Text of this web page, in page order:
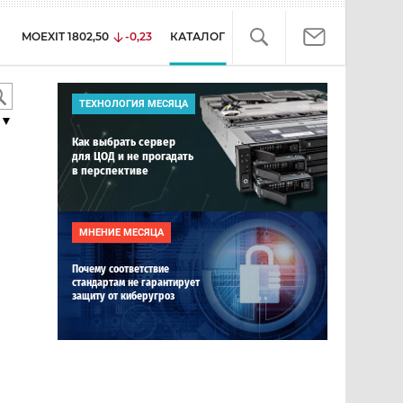
MOEXIT 1802,50 -0,23 КАТАЛОГ
ТЕХНОЛОГИЯ МЕСЯЦА
Как выбрать сервер
для ЦОД и не прогадать
в перспективе
МНЕНИЕ МЕСЯЦА
Почему соответствие
стандартам не гарантирует
защиту от киберугроз